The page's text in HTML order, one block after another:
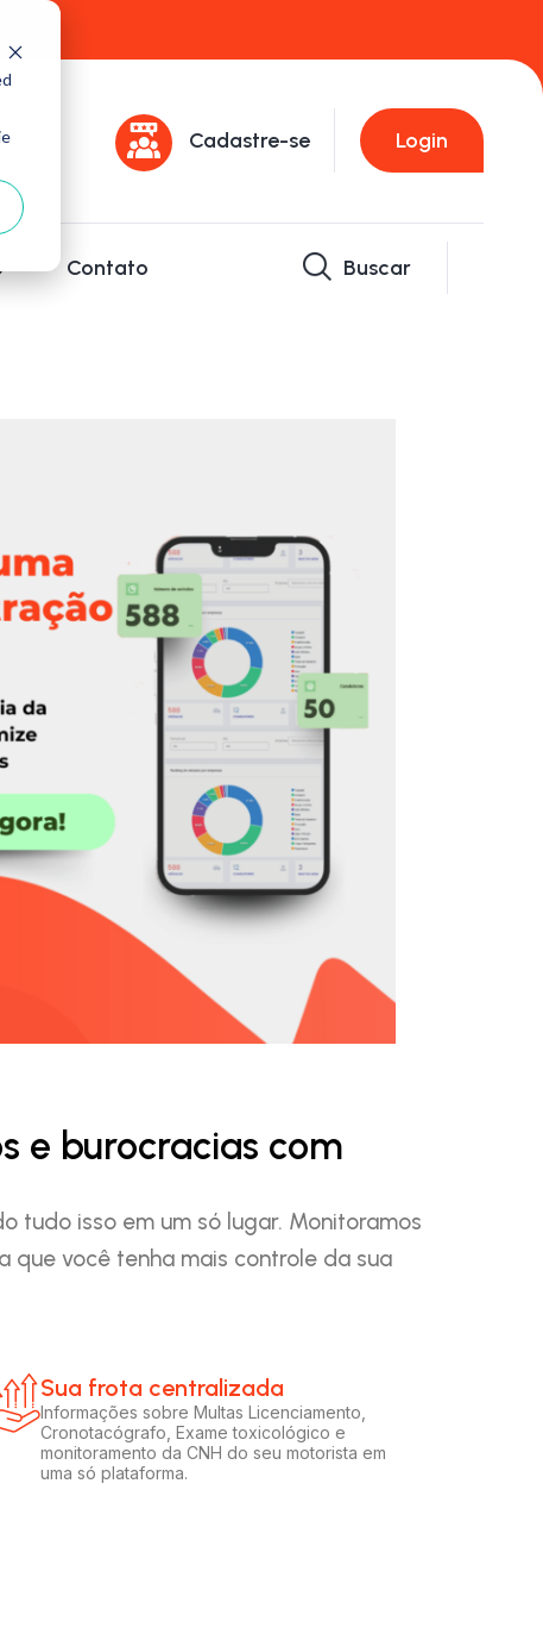
Cadastre-se Login
Contato Buscar
e burocracias com
tudo isso em um só lugar. Monitoramos
que você tenha mais controle da sua
Sua frota centralizada​
Informações sobre Multas Licenciamento,
Cronotacógrafo, Exame toxicológico e
monitoramento da CNH do seu motorista em
uma só plataforma.